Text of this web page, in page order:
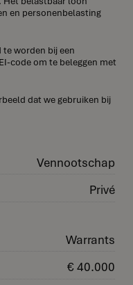
en personenbelasting
worden bij een
code om te beleggen met
dat we gebruiken bij
Vennootschap
Privé
Warrants
€ 40.000